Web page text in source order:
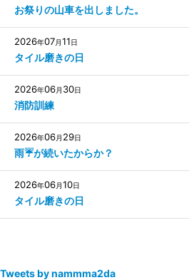
お祭りの山車を出しました。
2026年07月11日
タイル磨きの日
2026年06月 30日
消防訓練
2026年06月 29日
雨☔️が続いたからか？
2026年06月10日
タイル磨きの日
Tweets by nammma2da